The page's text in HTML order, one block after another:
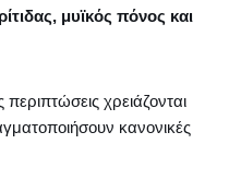
μυϊκός πόνος και
περιπτώσεις χρειάζονται
κανονικές